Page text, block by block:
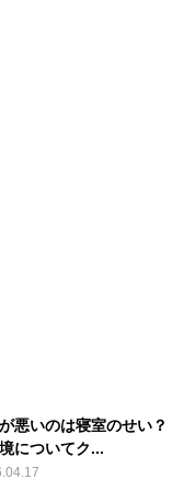
悪いのは寝室のせい？
についてク...